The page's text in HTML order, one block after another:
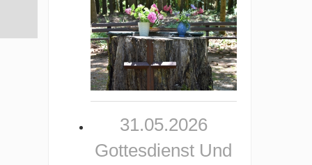
31.05.2026
Gottesdienst Und